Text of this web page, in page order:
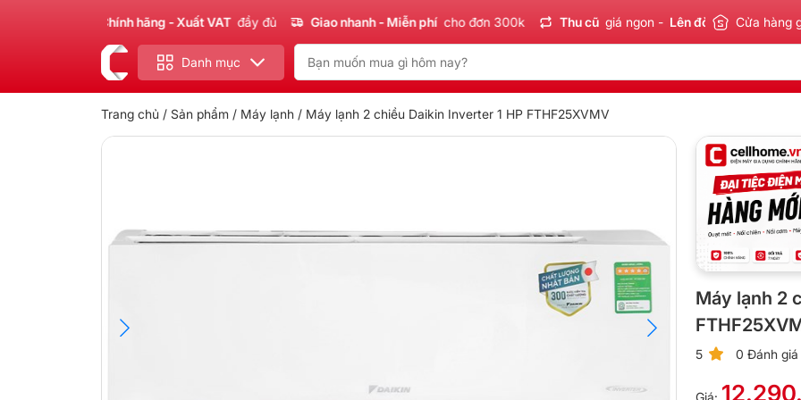
Chính hãng - Xuất VAT đầy đủ Giao nhanh - Miễn phí cho đơn 300k Thu cũ giá ngon - Lên đời tiết kiệm Sản
Cửa hàng
Danh mục
Trang chủ / Sản phẩm / Máy lạnh / Máy lạnh 2 chiều Daikin Inverter 1 HP FTHF25XVMV
Máy lạnh 2
5 0 Đánh giá
Giá: